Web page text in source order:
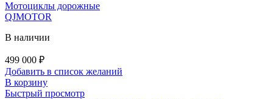
Мотоциклы дорожные
QJMOTOR
В наличии
499 000 ₽
Добавить в список желаний
В корзину
Быстрый просмотр